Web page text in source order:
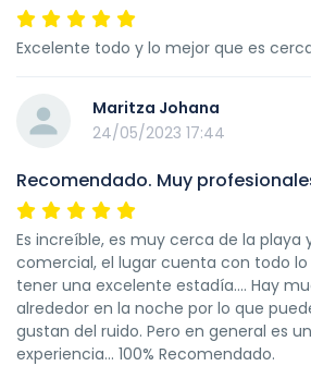
Excelente todo y lo mejor que es
Maritza Johana
24/05/2023 17:44
Recomendado. Muy
Es increíble, es muy cerca de la playa
comercial, el lugar cuenta con todo
tener una excelente estadía.... Hay
alrededor en la noche por lo que
gustan del ruido. Pero en general es
experiencia... 100% Recomendado.